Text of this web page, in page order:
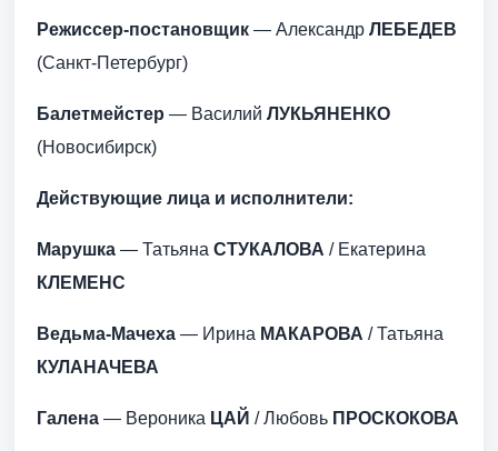
Режиссер-постановщик — Александр ЛЕБЕДЕВ
(Санкт-Петербург)
Балетмейстер — Василий ЛУКЬЯНЕНКО
(Новосибирск)
Действующие лица и исполнители:
Марушка — Татьяна СТУКАЛОВА / Екатерина
КЛЕМЕНС
Ведьма-Мачеха — Ирина МАКАРОВА / Татьяна
КУЛАНАЧЕВА
Галена — Вероника ЦАЙ / Любовь ПРОСКОКОВА